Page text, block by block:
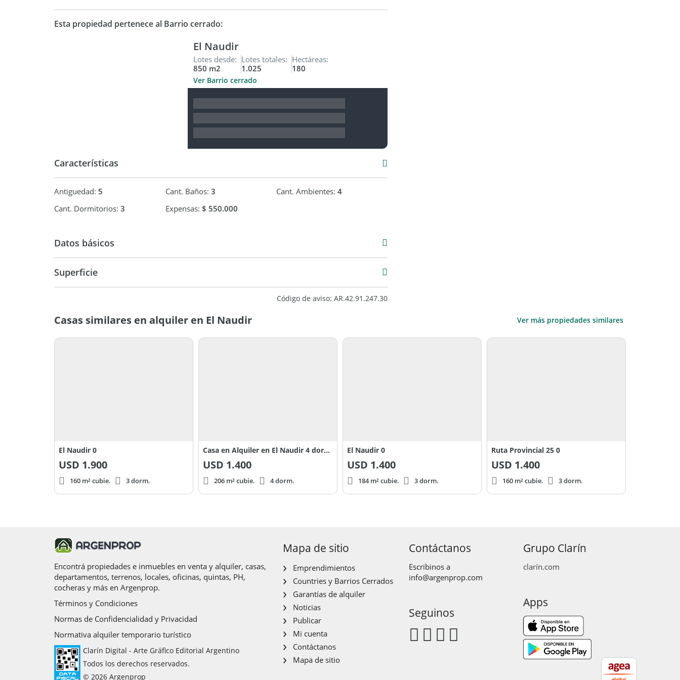
valores de expensas, servicios, impuestos, precios y demás información, cuyos valores son
aproximados.
Esta propiedad pertenece al Barrio cerrado:
El Naudir
Lotes desde:
850 m2
Lotes totales:
1.025
Hectáreas:
180
Ver Barrio cerrado
Características
Antiguedad: 5 Cant. Baños: 3 Cant. Ambientes:4
Cant. Dormitorios: 3 Expensas: $ 550.000
Datos básicos
Superficie
Código de aviso: AR.42.91.247.30
Casas similares en alquiler en El Naudir Ver más propiedades similares
El Naudir 0
USD 1.900
160 m² cubie. 3 dorm.
Casa en Alquiler en El Naudir 4 dormitorios, Escobar 100
USD 1.400
206 m² cubie. 4 dorm.
El Naudir 0
USD 1.400
184 m² cubie. 3 dorm.
Ruta Provincial 25 0
USD 1.400
160 m² cubie. 3 dorm.
Encontrá propiedades e inmuebles en venta y alquiler, casas,
departamentos, terrenos, locales, oficinas, quintas, PH,
cocheras y más en Argenprop.
Términos y Condiciones
Normas de Confidencialidad y Privacidad
Normativa alquiler temporario turístico
Clarín Digital - Arte Gráfico Editorial Argentino
Todos los derechos reservados.
© 2026 Argenprop
Mapa de sitio
Emprendimientos
Countries y Barrios Cerrados
Garantías de alquiler
Noticias
Publicar
Mi cuenta
Contáctanos
Mapa de sitio
Contáctanos
Escribinos a
info@argenprop.com
Seguinos
Grupo Clarín
clarín.com
Apps